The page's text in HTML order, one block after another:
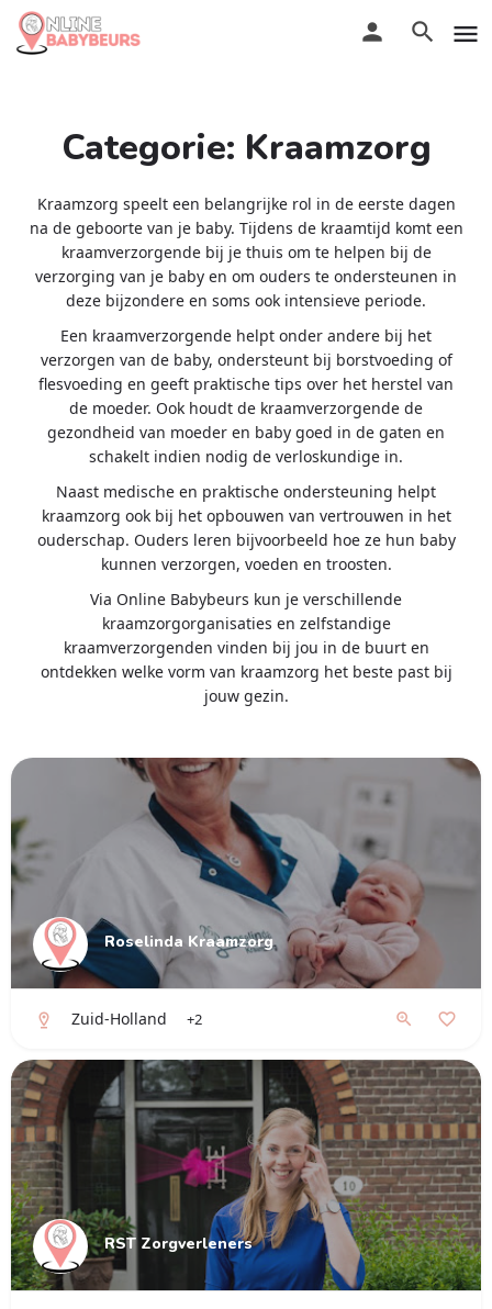
Categorie: Kraamzorg
Kraamzorg speelt een belangrijke rol in de eerste dagen
na de geboorte van je baby. Tijdens de kraamtijd komt een
kraamverzorgende bij je thuis om te helpen bij de
verzorging van je baby en om ouders te ondersteunen in
deze bijzondere en soms ook intensieve periode.
Een kraamverzorgende helpt onder andere bij het
verzorgen van de baby, ondersteunt bij borstvoeding of
flesvoeding en geeft praktische tips over het herstel van
de moeder. Ook houdt de kraamverzorgende de
gezondheid van moeder en baby goed in de gaten en
schakelt indien nodig de verloskundige in.
Naast medische en praktische ondersteuning helpt
kraamzorg ook bij het opbouwen van vertrouwen in het
ouderschap. Ouders leren bijvoorbeeld hoe ze hun baby
kunnen verzorgen, voeden en troosten.
Via Online Babybeurs kun je verschillende
kraamzorgorganisaties en zelfstandige
kraamverzorgenden vinden bij jou in de buurt en
ontdekken welke vorm van kraamzorg het beste past bij
jouw gezin.
Roselinda Kraamzorg
Zuid-Holland +2
RST Zorgverleners